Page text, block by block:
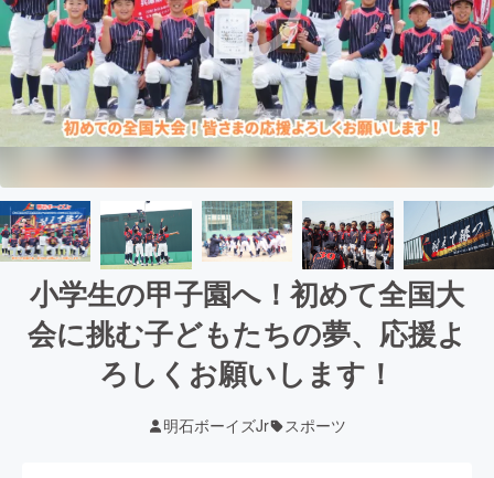
小学生の甲子園へ！初めて全国大
会に挑む子どもたちの夢、応援よ
ろしくお願いします！
明石ボーイズJr スポーツ